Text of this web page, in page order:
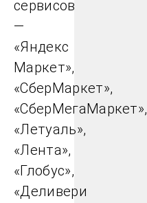
сервисов
—
«Яндекс
Маркет»,
«CберМаркет»,
«СберМегаМаркет»,
«Летуаль»,
«Лента»,
«Глобус»,
«Деливери